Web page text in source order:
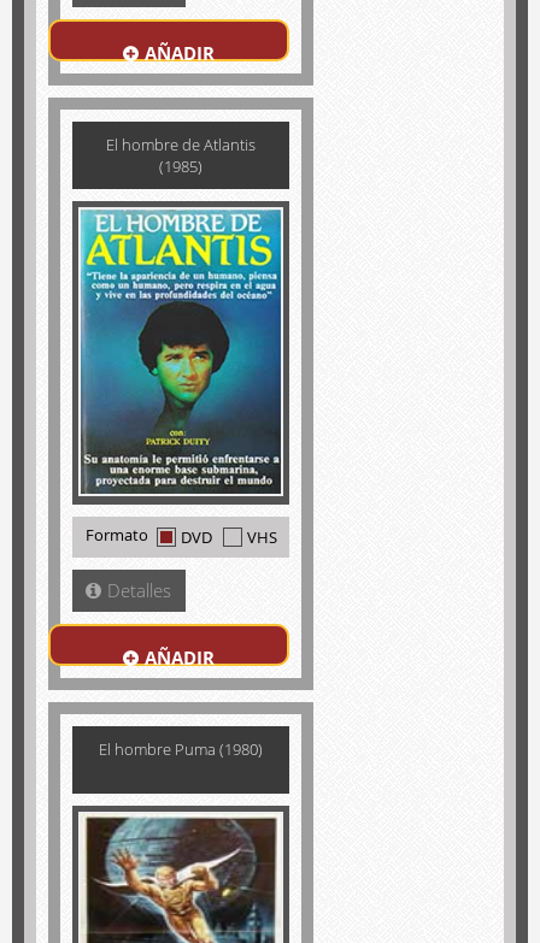
AÑADIR
El hombre de Atlantis
(1985)
Formato DVD VHS
Detalles
AÑADIR
El hombre Puma (1980)